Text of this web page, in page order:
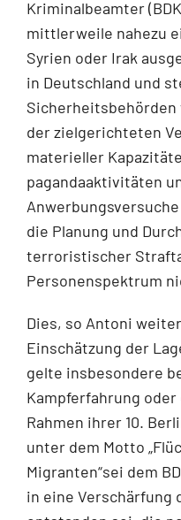
Kriminalbeamter
mittlerweile nahezu
Syrien oder Irak
in Deutschland und
Sicherheitsbehörden
der zielge­richteten
materieller
pagandaaktivitäten
die Planung und
terroristischer
Personen­spektrum
Dies, so Antoni
Einschätzung der
gelte insbesondere
Kampferfahrung
Rahmen ihrer 10.
unter dem Motto
Migranten“sei dem
in eine Ver­schärfung